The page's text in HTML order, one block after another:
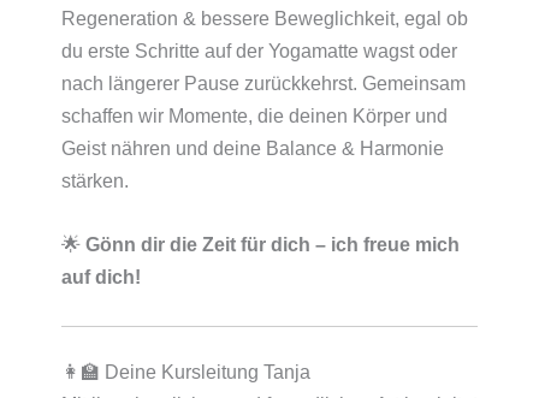
Regeneration & bessere Beweglichkeit, egal ob
du erste Schritte auf der Yogamatte wagst oder
nach längerer Pause zurückkehrst. Gemeinsam
schaffen wir Momente, die deinen Körper und
Geist nähren und deine Balance & Harmonie
stärken.
🌟 Gönn dir die Zeit für dich – ich freue mich
auf dich!
👩‍🏫 Deine Kursleitung Tanja